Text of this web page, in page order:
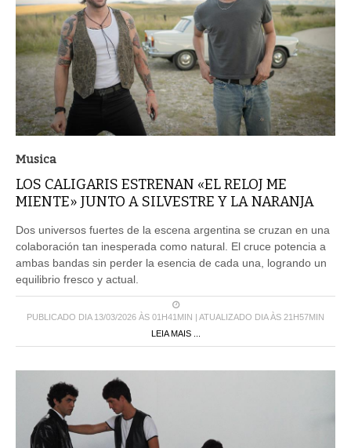
Musica
LOS CALIGARIS ESTRENAN «EL RELOJ ME
MIENTE» JUNTO A SILVESTRE Y LA NARANJA
Dos universos fuertes de la escena argentina se cruzan en una
colaboración tan inesperada como natural. El cruce potencia a
ambas bandas sin perder la esencia de cada una, logrando un
equilibrio fresco y actual.
PUBLICADO DIA 13/03/2026 ÀS 01H41MIN | ATUALIZADO DIA ÀS 21H57MIN
LEIA MAIS ...